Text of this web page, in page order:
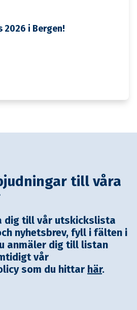
2026 i Bergen!
till våra
dig till vår utskickslista
nyhetsbrev, fyll i fälten i
anmäler dig till listan
vår
som du hittar här.